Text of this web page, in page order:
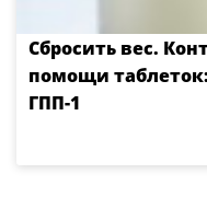
Сбросить вес.
помощи
ГПП-1